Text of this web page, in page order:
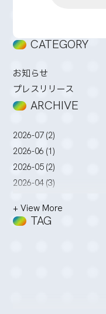
CATEGORY
お知らせ
プレスリリース
ARCHIVE
2026-07 (2)
2026-06 (1)
2026-05 (2)
2026-04 (3)
2026-02 (3)
+ View More
TAG